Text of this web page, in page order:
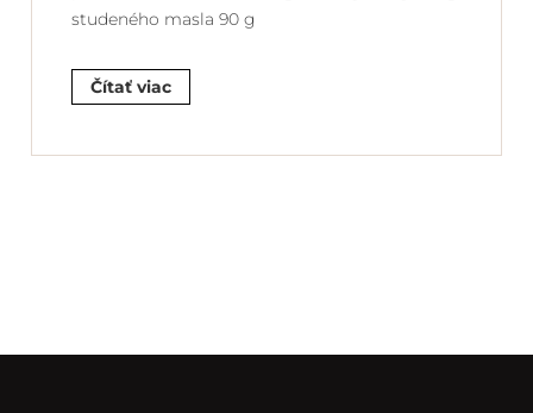
studeného masla 90 g
Čítať viac